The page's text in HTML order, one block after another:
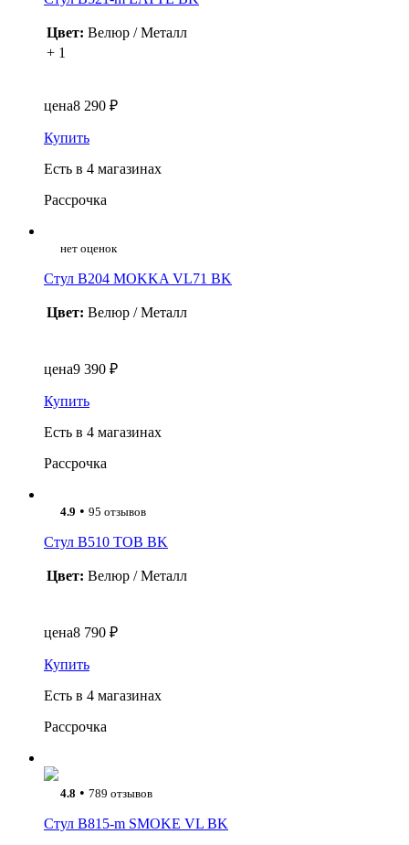
Цвет: Велюр / Металл
+ 1
цена8 290 ₽
Купить
Есть в 4 магазинах
Рассрочка
нет оценок
Стул B204 MOKKA VL71 BK
Цвет: Велюр / Металл
цена9 390 ₽
Купить
Есть в 4 магазинах
Рассрочка
4.9 • 95 отзывов
Стул B510 TOB BK
Цвет: Велюр / Металл
цена8 790 ₽
Купить
Есть в 4 магазинах
Рассрочка
4.8 • 789 отзывов
Стул B815-m SMOKE VL BK